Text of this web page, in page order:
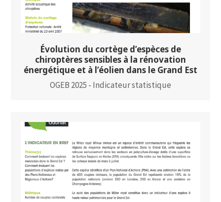
Évolution du cortège d’espèces de
chiroptères sensibles à la rénovation
énergétique et à l’éolien dans le Grand Est
OGEB 2025 - Indicateur statistique